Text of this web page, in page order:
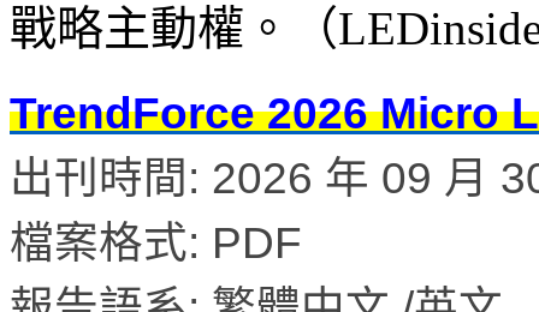
戰略主動權。（
TrendForce 2026 Micro
出刊時間: 2026 年 09 月
檔案格式: PDF